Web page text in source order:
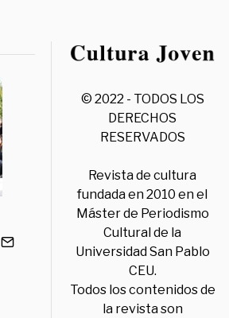
© 2022 - TODOS LOS
DERECHOS
RESERVADOS
Revista de cultura
fundada en 2010 en el
Máster de Periodismo
Cultural de la
Universidad San Pablo
CEU.
Todos los contenidos de
la revista son